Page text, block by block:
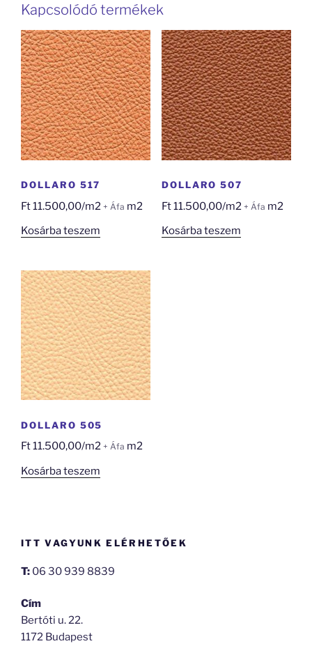
Kapcsolódó termékek
DOLLARO 517
Ft11.500,00/m2 + Áfa m2
Kosárba teszem
DOLLARO 507
Ft11.500,00/m2 + Áfa m2
Kosárba teszem
DOLLARO 505
Ft11.500,00/m2 + Áfa m2
Kosárba teszem
ITT VAGYUNK ELÉRHETŐEK
T: 06 30 939 8839
Cím
Bertóti u. 22.
1172 Budapest